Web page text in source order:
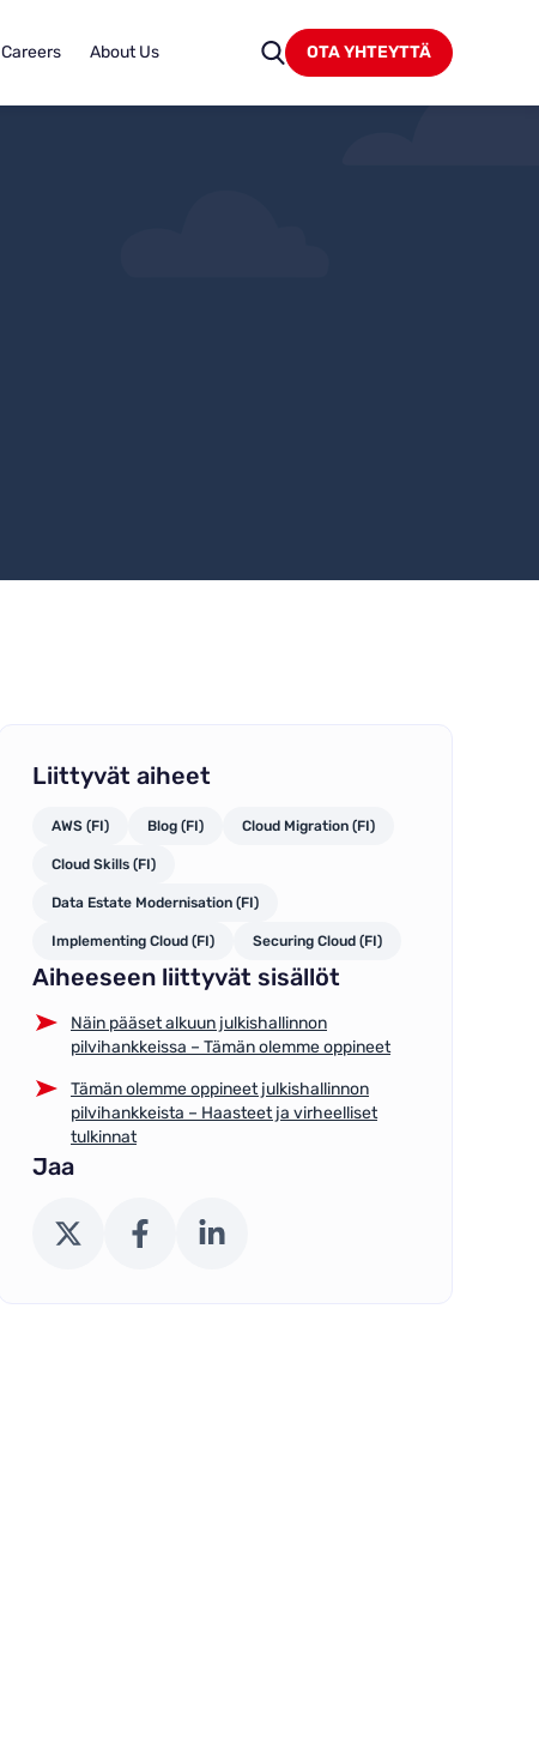
Careers About Us OTA YHTEYTTÄ
Liittyvät aiheet
AWS (FI) Blog (FI) Cloud Migration (FI)
Cloud Skills (FI)
Data Estate Modernisation (FI)
Implementing Cloud (FI) Securing Cloud (FI)
Aiheeseen liittyvät sisällöt
Näin pääset alkuun julkishallinnon
pilvihankkeissa – Tämän olemme oppineet
Tämän olemme oppineet julkishallinnon
pilvihankkeista – Haasteet ja virheelliset
tulkinnat
Jaa
X (Twitter) FacebookLinkedIn